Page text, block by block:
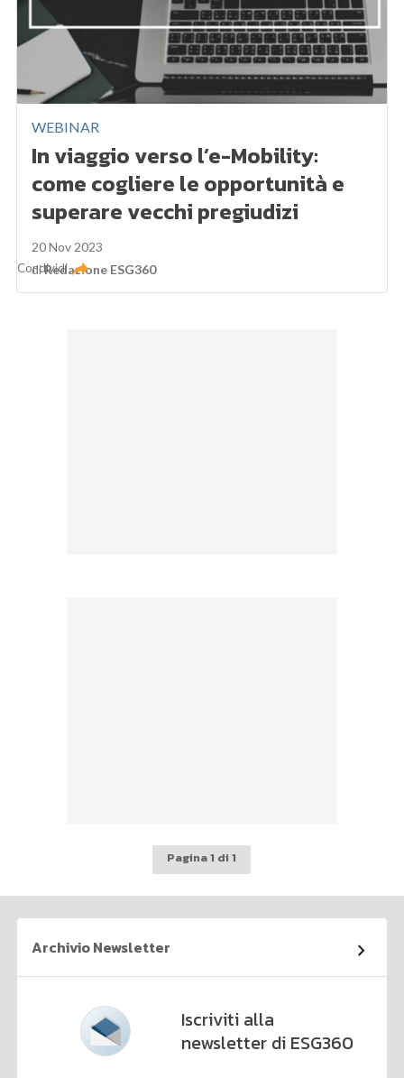
WEBINAR
In viaggio verso l’e-Mobility:
come cogliere le opportunità e
superare vecchi pregiudizi
20 Nov 2023
diRedazione ESG360
Condividi
Pagina 1 di 1
Archivio Newsletter
Iscriviti alla
newsletter di ESG360